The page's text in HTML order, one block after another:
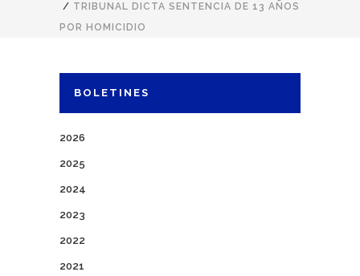
/ TRIBUNAL DICTA SENTENCIA DE 13 AÑOS
POR HOMICIDIO
BOLETINES
2026
2025
2024
2023
2022
2021